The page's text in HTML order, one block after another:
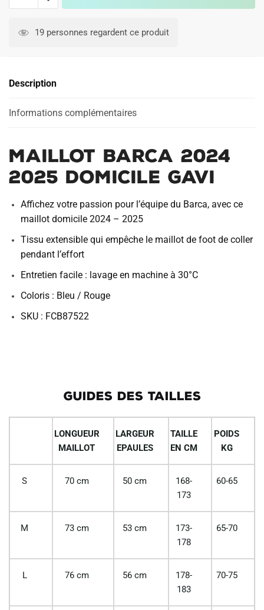
Barca
Gavi
n
t
e
:
19 personnes regardent ce produit
Description
Informations complémentaires
Maillot Barca 2024
2025 Domicile Gavi
Affichez votre passion pour l’équipe du Barca, avec ce
maillot domicile 2024 – 2025
Tissu extensible qui empêche le maillot de foot de coller
pendant l’effort
Entretien facile : lavage en machine à 30°C
Coloris : Bleu / Rouge
SKU : FCB87522
GUIDES DES TAILLES
LONGUEUR
MAILLOT
LARGEUR
EPAULES
TAILLE
EN CM
POIDS
KG
S 70 cm 50 cm
168-
173
60-65
M 73 cm 53 cm
173-
178
65-70
L 76 cm 56 cm
178-
183
70-75